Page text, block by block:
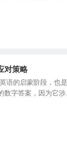
对策略
语的启蒙阶段，也
数字答案，因为它涉